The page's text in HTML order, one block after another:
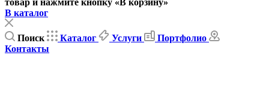
товар и нажмите кнопку «В корзину»
В каталог
Поиск Каталог Услуги
Портфолио
Контакты